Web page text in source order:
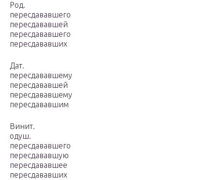
Род.
пересдававшего
пересдававшей
пересдававшего
пересдававших
Дат.
пересдававшему
пересдававшей
пересдававшему
пересдававшим
Винит.
одуш.
пересдававшего
пересдававшую
пересдававшее
пересдававших